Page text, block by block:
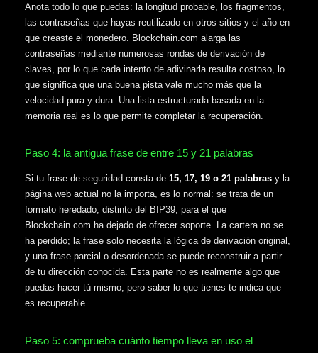
Anota todo lo que puedas: la longitud probable, los fragmentos,
las contraseñas que hayas reutilizado en otros sitios y el año en
que creaste el monedero. Blockchain.com alarga las
contraseñas mediante numerosas rondas de derivación de
claves, por lo que cada intento de adivinarla resulta costoso, lo
que significa que una buena pista vale mucho más que la
velocidad pura y dura. Una lista estructurada basada en la
memoria real es lo que permite completar la recuperación.
Paso 4: la antigua frase de entre 15 y 21 palabras
Si tu frase de seguridad consta de 15, 17, 19 o 21 palabras y la
página web actual no la importa, es lo normal: se trata de un
formato heredado, distinto del BIP39, para el que
Blockchain.com ha dejado de ofrecer soporte. La cartera no se
ha perdido; la frase solo necesita la lógica de derivación original,
y una frase parcial o desordenada se puede reconstruir a partir
de tu dirección conocida. Esta parte no es realmente algo que
puedas hacer tú mismo, pero saber lo que tienes te indica que
es recuperable.
Paso 5: comprueba cuánto tiempo lleva en uso el